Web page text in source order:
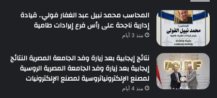
المحاسب محمد نبيل عبد الغفار فولي.. قيادة
إدارية ناجحة على رأس فرع إيرادات طامية
منذ 3 أيام
نتائج إيجابية بعد زيارة وفد الجامعة المصرية النتائج
إيجابية بعد زيارة وفد الجامعة المصرية الروسية
لمصنع الإلكترونياتروسية لمصنع الإلكترونيات
منذ 4 أيام